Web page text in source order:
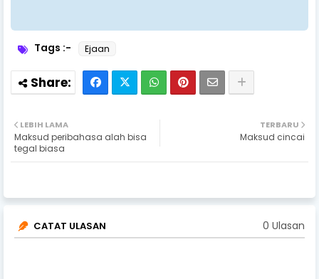
Tags :- Ejaan
TERBARU
Maksud cincai
LEBIH LAMA
Maksud peribahasa alah bisa
tegal biasa
CATAT ULASAN 0 Ulasan